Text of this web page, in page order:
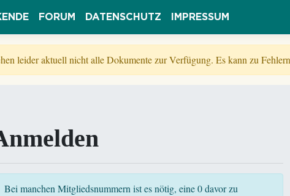
FORUM DATENSCHUTZ IMPRESSUM
leider aktuell nicht alle Dokumente zur Verfügung. Es kann zu
Bei manchen Mitgliedsnummern ist es nötig, eine 0 davor zu